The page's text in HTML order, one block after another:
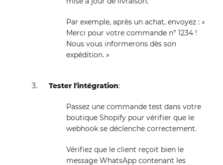
Par exemple, après un achat, envoyez : «
Merci pour votre commande n° 1234 !
Nous vous informerons dès son
expédition. »
Tester l'intégration:
Passez une commande test dans votre
boutique Shopify pour vérifier que le
webhook se déclenche correctement.
Vérifiez que le client reçoit bien le
message WhatsApp contenant les